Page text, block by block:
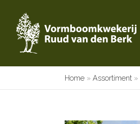
Home » Assortiment »